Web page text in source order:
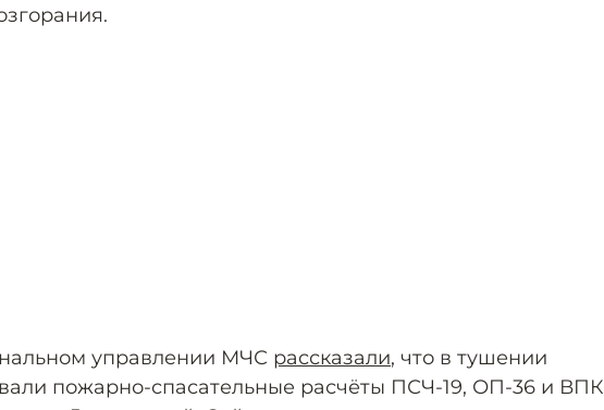
управлении МЧС рассказали, что в тушении
пожарно-спасательные расчёты ПСЧ-19, ОП-36 и ВПК